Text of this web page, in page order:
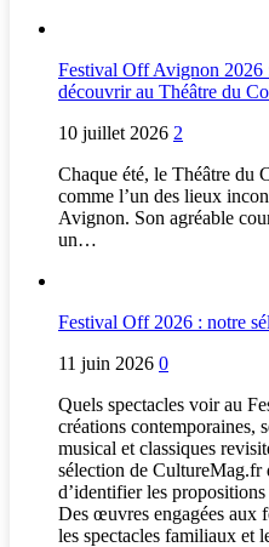
Festival Off Avignon 2026
découvrir au Théâtre du
10 juillet 2026 2
Chaque été, le Théâtre du
comme l’un des lieux
Avignon. Son agréable
un…
Festival Off 2026 : notre
11 juin 2026 0
Quels spectacles voir au
créations contemporaines,
musical et classiques
sélection de CultureMag.fr
d’identifier les
Des œuvres engagées aux
les spectacles familiaux et